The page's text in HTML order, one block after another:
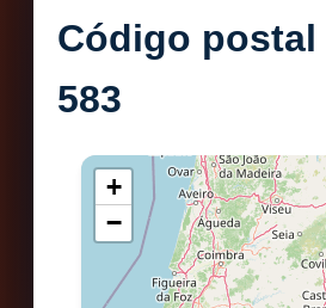
Código postal
583
+
−